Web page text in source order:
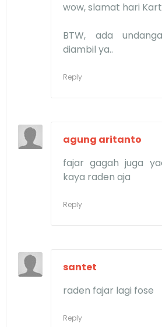
wow, slamat hari
BTW, ada
diambil ya..
Reply
agung aritanto
fajar gagah juga
kaya raden aja
Reply
santet
raden fajar lagi fose
Reply